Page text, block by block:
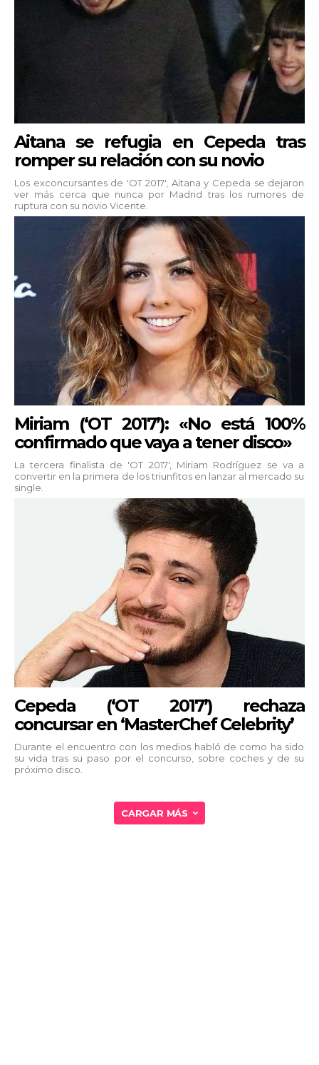
Aitana se refugia en Cepeda tras
romper su relación con su novio
Los exconcursantes de 'OT 2017', Aitana y Cepeda se dejaron
ver más cerca que nunca por Madrid tras los rumores de
ruptura con su novio Vicente.
Miriam (‘OT 2017’): «No está 100%
confirmado que vaya a tener disco»
La tercera finalista de 'OT 2017', Miriam Rodríguez se va a
convertir en la primera de los triunfitos en lanzar al mercado su
single.
Cepeda (‘OT 2017’) rechaza
concursar en ‘MasterChef Celebrity’
Durante el encuentro con los medios habló de como ha sido
su vida tras su paso por el concurso, sobre coches y de su
próximo disco.
CARGAR MÁS